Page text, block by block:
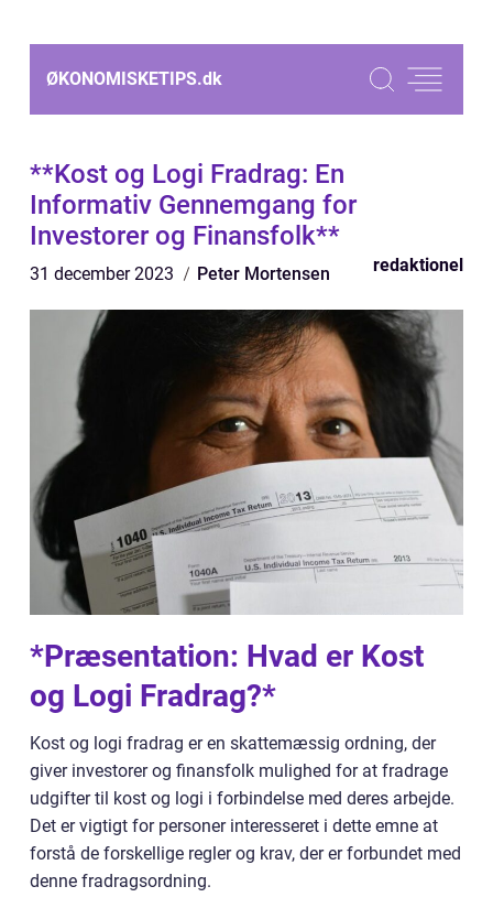
ØKONOMISKETIPS.dk
**Kost og Logi Fradrag: En
Informativ Gennemgang for
Investorer og Finansfolk**
31 december 2023 Peter Mortensen redaktionel
*Præsentation: Hvad er Kost
og Logi Fradrag?*
Kost og logi fradrag er en skattemæssig ordning, der
giver investorer og finansfolk mulighed for at fradrage
udgifter til kost og logi i forbindelse med deres arbejde.
Det er vigtigt for personer interesseret i dette emne at
forstå de forskellige regler og krav, der er forbundet med
denne fradragsordning.